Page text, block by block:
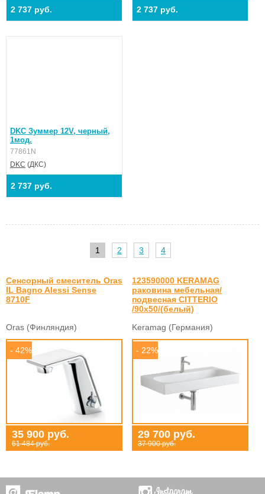
2 737 руб. 2 737 руб.
DKC Зуммер 12V, черный,
1мод.
77861N
DKC (ДКС)
2 737 руб.
1 2 3 4
Сенсорный смеситель Oras
IL Bagno Alessi Sense
8710F
Oras (Финляндия)
- 42%
35 900 руб.
61 484 руб.
123590000 KERAMAG
раковина мебельная/
подвесная CITTERIO
/90x50/(белый)
Keramag (Германия)
- 22%
29 700 руб.
37 900 руб.